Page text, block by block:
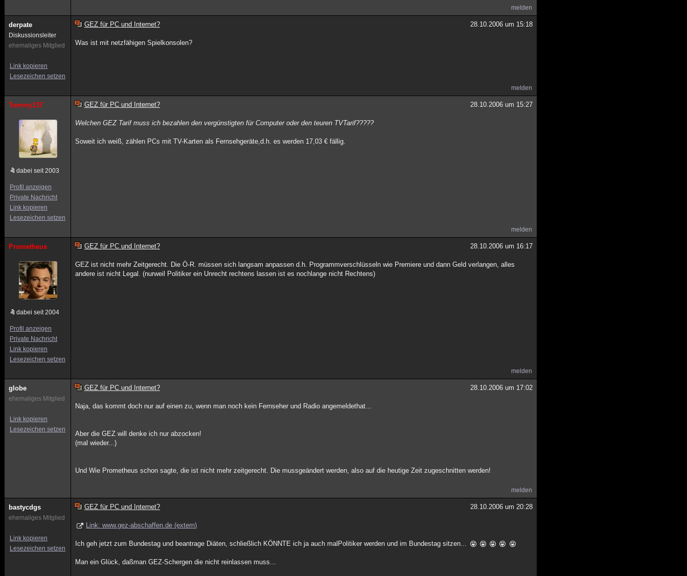
melden
derpate
Diskussionsleiter
ehemaliges Mitglied
Link kopieren
Lesezeichen setzen
GEZ für PC und Internet? 28.10.2006 um 15:18
Was ist mit netzfähigen Spielkonsolen?
melden
Tommy137
dabei seit 2003
Profil anzeigen
Private Nachricht
Link kopieren
Lesezeichen setzen
GEZ für PC und Internet? 28.10.2006 um 15:27
Welchen GEZ Tarif muss ich bezahlen den vergünstigten für Computer oder den teuren TVTarif?????
Soweit ich weiß, zählen PCs mit TV-Karten als Fernsehgeräte,d.h. es werden 17,03 € fällig.
melden
Prometheus
dabei seit 2004
Profil anzeigen
Private Nachricht
Link kopieren
Lesezeichen setzen
GEZ für PC und Internet? 28.10.2006 um 16:17
GEZ ist nicht mehr Zeitgerecht. Die Ö-R. müssen sich langsam anpassen d.h. Programmverschlüsseln wie Premiere und dann Geld verlangen, alles
andere ist nicht Legal. (nurweil Politiker ein Unrecht rechtens lassen ist es nochlange nicht Rechtens)
melden
globe
ehemaliges Mitglied
Link kopieren
Lesezeichen setzen
GEZ für PC und Internet? 28.10.2006 um 17:02
Naja, das kommt doch nur auf einen zu, wenn man noch kein Fernseher und Radio angemeldethat...
Aber die GEZ will denke ich nur abzocken!
(mal wieder...)
Und Wie Prometheus schon sagte, die ist nicht mehr zeitgerecht. Die mussgeändert werden, also auf die heutige Zeit zugeschnitten werden!
melden
bastycdgs
ehemaliges Mitglied
Link kopieren
Lesezeichen setzen
GEZ für PC und Internet? 28.10.2006 um 20:28
Link: www.gez-abschaffen.de (extern)
Ich geh jetzt zum Bundestag und beantrage Diäten, schließlich KÖNNTE ich ja auch malPolitiker werden und im Bundestag sitzen...
Man ein Glück, daßman GEZ-Schergen die nicht reinlassen muss...